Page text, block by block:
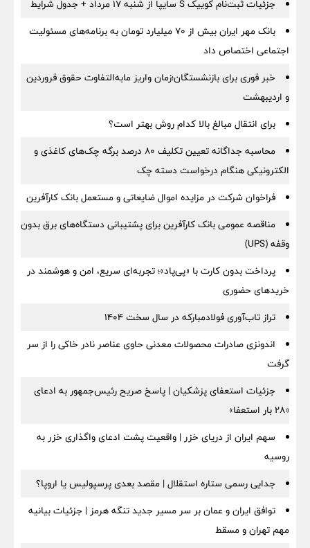
جزئیات ثبت‌نام کوییک S سایپا از شنبه ۱۷ مرداد + جدول شرایط
بانک مهر ایران بیش از ۷۰ میلیارد تومان به برنامه‌های مسئولیت
اجتماعی اختصاص داد
خبر فوری برای بازنشستگان؛زمان واریز مابه‌التفاوت حقوق فروردین
و اردیبهشت
برای انتقال مبالغ بالا کدام روش بهتر است؟
محاسبه جداگانه تعیین تکلیف 80 درصد برگه چک‌های کاغذی و
الکترونیکی هنگام درخواست دسته چک
فراخوان شرکت در مزایده اموال ضایعاتی و مستعمل بانک کارآفرین
مناقصه عمومی بانک کارآفرین برای پشتیبانی دستگاه‌های برق بدون
وقفه (UPS)
پرداخت بدون کارت با «پی‌پاد»؛ تجربه‌ای سریع، امن و هوشمند در
خریدهای حضوری
تراز تاب‌آوری فولادمبارکه در سال سخت ۱۴۰۴
اندونزی صادرات محصولات معدنی حاوی عناصر نادر خاکی را از سر
گرفت
جزئیات استعفای پزشکیان | پاسخ صریح رئیس‌جمهور به ادعای
«۲۸ بار استعفا»
سهم ایران از دریای خزر | واقعیت پشت ادعای واگذاری خزر به
روسیه
جدایی رسمی ستاره استقلال | مقصد بعدی پرسپولیس یا اروپا؟
توافق ایران و عمان بر سر مسیر جدید تنگه هرمز | جزئیات بیانیه
مهم تهران و مسقط